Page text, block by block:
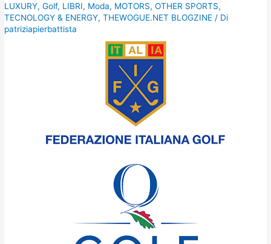
LUXURY,Golf, LIBRI, Moda, MOTORS,OTHER SPORTS,
TECNOLOGY & ENERGY,THEWOGUE.NET BLOGZINE / Di
patriziapierbattista